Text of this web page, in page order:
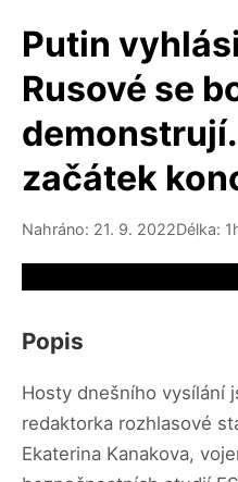
Putin
Rusové se
začátek
Nahráno: 21. 9. 2022Délka:
Popis
Hosty dnešního vysílání
redaktorka rozhlasové
Ekaterina Kanakova,